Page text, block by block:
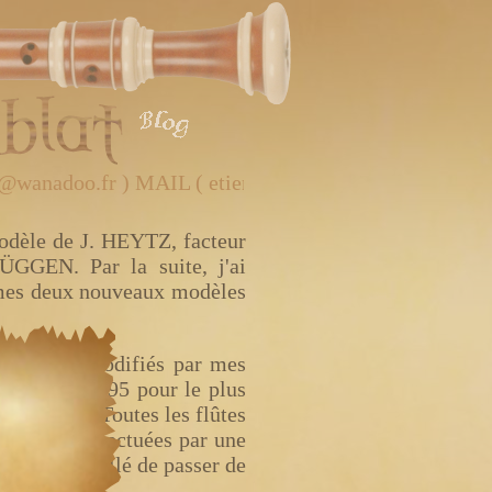
de J. HEYTZ, facteur
Par la suite, j'ai
deux nouveaux modèles
et modifiés par mes
et en 1995 pour le plus
main. Toutes les flûtes
effectuées par une
est conseillé de passer de
) MAIL ( etienne.holmblat@wanadoo.fr )